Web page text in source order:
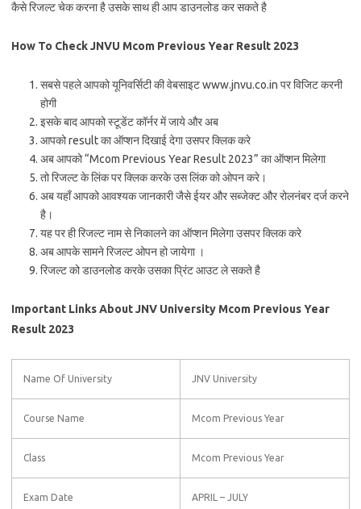
कैसे रिजल्ट चेक करना है उसके साथ ही आप डाउनलोड कर सकते है
How To Check JNVU Mcom Previous Year Result 2023
सबसे पहले आपको यूनिवर्सिटी की वेबसाइट www.jnvu.co.in पर विजिट करनी
होगी
इसके बाद आपको स्टूडेंट कॉर्नर में जाये और अब
आपको result का ऑप्शन दिखाई देगा उसपर क्लिक करे
अब आपको “Mcom Previous Year Result 2023” का ऑप्शन मिलेगा
तो रिजल्ट के लिंक पर क्लिक करके उस लिंक को ओपन करे।
अब यहाँ आपको आवश्यक जानकारी जैसे ईयर और सब्जेक्ट और रोलनंबर दर्ज करने
है।
यह पर ही रिजल्ट नाम से निकालने का ऑप्शन मिलेगा उसपर क्लिक करे
अब आपके सामने रिजल्ट ओपन हो जायेगा ।
रिजल्ट को डाउनलोड करके उसका प्रिंट आउट ले सकते है
Important Links About JNV University Mcom Previous Year
Result 2023
Name Of University JNV University
Course Name Mcom Previous Year
Class Mcom Previous Year
Exam Date APRIL – JULY